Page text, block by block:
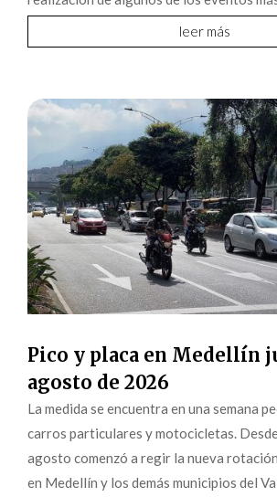
leer más
Pico y placa en Medellín
agosto de 2026
La medida se encuentra en una semana
carros particulares y motocicletas.
agosto comenzó a regir la nueva
en Medellín y los demás municipios del